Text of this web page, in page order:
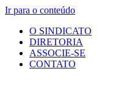
Ir para o conteúdo
O SINDICATO
DIRETORIA
ASSOCIE-SE
CONTATO